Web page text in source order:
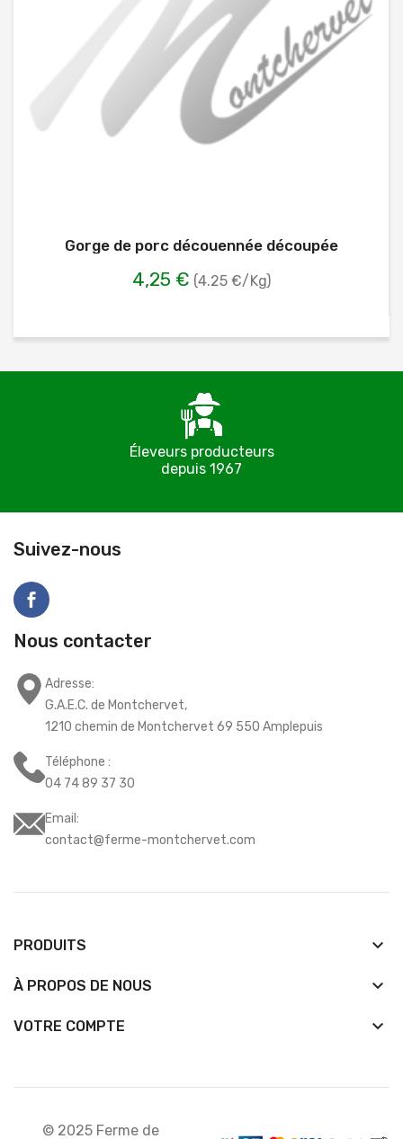
Gorge de porc découennée découpée
4,25 € (4.25 €/Kg)
Éleveurs producteurs
depuis 1967
Suivez-nous
Nous contacter
Adresse:
G.A.E.C. de Montchervet,
1210 chemin de Montchervet 69 550 Amplepuis
Téléphone :
04 74 89 37 30
Email:
contact@ferme-montchervet.com
PRODUITS keyboard_arrow_down
À PROPOS DE NOUS keyboard_arrow_down
VOTRE COMPTE 
© 2025 Ferme de